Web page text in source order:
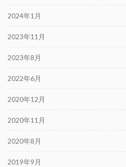
2024年1月
2023年11月
2023年8月
2022年6月
2020年12月
2020年11月
2020年8月
2019年9月